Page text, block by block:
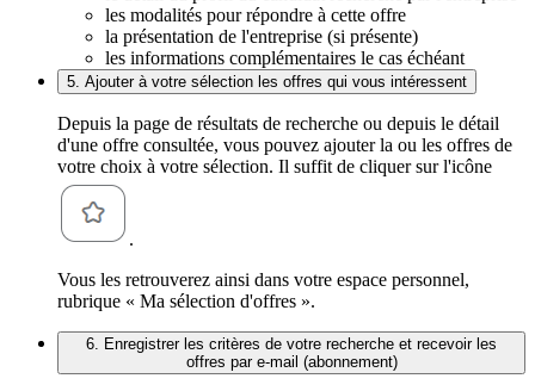
les modalités pour répondre à cette offre
la présentation de l'entreprise (si présente)
les informations complémentaires le cas échéant
5. Ajouter à votre sélection les offres qui vous intéressent
Depuis la page de résultats de recherche ou depuis le détail
d'une offre consultée, vous pouvez ajouter la ou les offres de
votre choix à votre sélection. Il suffit de cliquer sur l'icône
.
Vous les retrouverez ainsi dans votre espace personnel,
rubrique « Ma sélection d'offres ».
6. Enregistrer les critères de votre recherche et recevoir les
offres par e-mail (abonnement)